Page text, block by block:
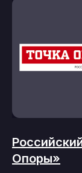
Опоры»